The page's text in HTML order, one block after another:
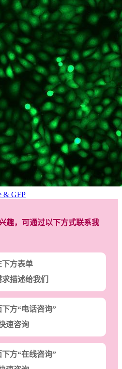
& GFP
趣，可通过以下方式联系我
下方表单
描述给我们
下方“电话咨询”
速咨询
下方“在线咨询”